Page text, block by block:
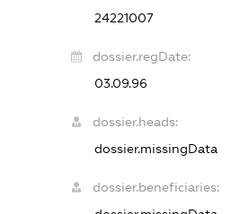
24221007
dossier.regDate:
03.09.96
dossier.heads:
dossier.missingData
dossier.beneficiaries: